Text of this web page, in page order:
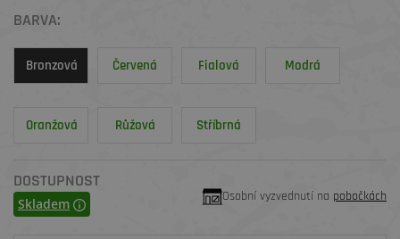
BARVA:
Bronzová Červená Fialová Modrá
Oranžová Růžová Stříbrná
DOSTUPNOST
Skladem Osobní vyzvednutí na pobočkách